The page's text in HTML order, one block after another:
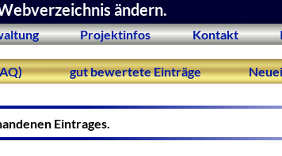
ändern.
Projektinfos Kontakt
gut bewertete Einträge
Eintrages.